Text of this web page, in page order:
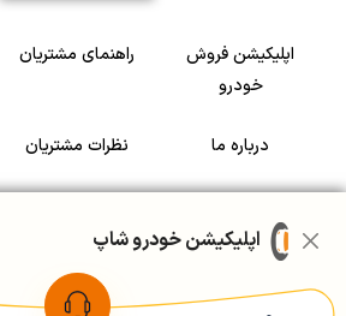
اپلیکیشن فروش
خودرو
راهنمای مشتریان
درباره ما نظرات مشتریان
سرمایه گذاری در
رضایت مشتریاناپلیکیشن خودرو شاپ